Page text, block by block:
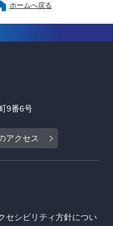
ホームへ戻る
9番6号
アクセス
セシビリティ方針につい